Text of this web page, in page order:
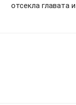
отсекла главата